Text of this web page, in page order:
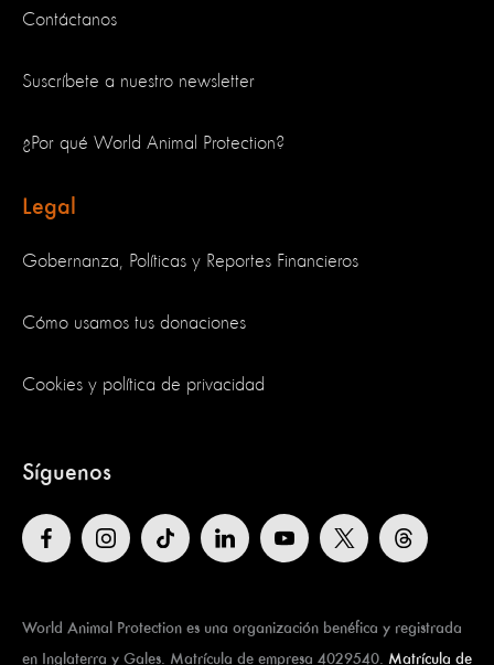
Contáctanos
Suscríbete a nuestro newsletter
¿Por qué World Animal Protection?
Legal
Gobernanza, Políticas y Reportes Financieros
Cómo usamos tus donaciones
Cookies y política de privacidad
Síguenos
World Animal Protection es una organización benéfica y registrada
en Inglaterra y Gales. Matrícula de empresa 4029540. Matrícula de